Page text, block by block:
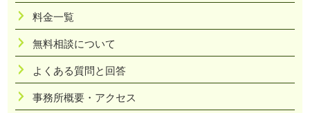
料金一覧
無料相談について
よくある質問と回答
事務所概要・アクセス